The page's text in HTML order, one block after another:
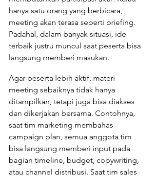
hanya satu orang yang berbicara,
meeting akan terasa seperti briefing.
Padahal, dalam banyak situasi, ide
terbaik justru muncul saat peserta bisa
langsung memberi masukan.
Agar peserta lebih aktif, materi
meeting sebaiknya tidak hanya
ditampilkan, tetapi juga bisa diakses
dan dikerjakan bersama. Contohnya,
saat tim marketing membahas
campaign plan, semua anggota tim
bisa langsung memberi input pada
bagian timeline, budget, copywriting,
atau channel distribusi. Saat tim sales